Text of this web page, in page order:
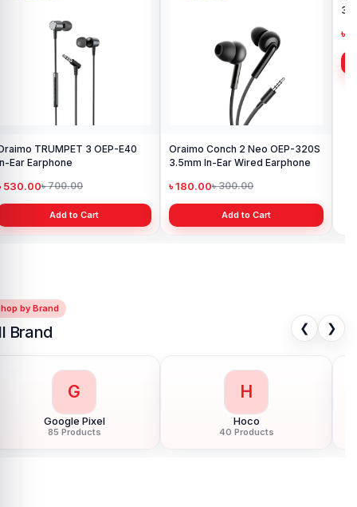
TRUMPET 3 OEP-E40
Ear Earphone
530.00৳ 700.00
Add to Cart
Oraimo Conch 2 Neo OEP-320S
3.5mm In-Ear Wired Earphone
৳ 180.00৳ 300.00
Add to Cart
by Brand
Brand ❮ ❯
G
Google Pixel
85 Products
H
Hoco
40 Products